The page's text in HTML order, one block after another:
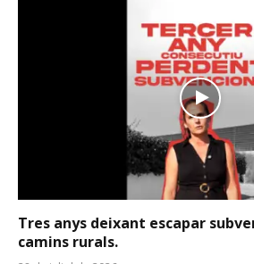
Tres anys deixant escapar
camins rurals.